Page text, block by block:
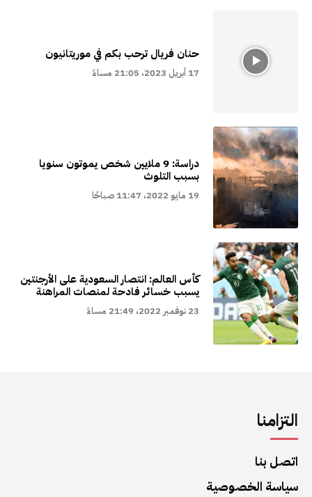
حنان فريال ترحب بكم في موريتانيون
17 أبريل 2023، 21:05 مساءً
دراسة: 9 ملايين شخص يموتون سنويا
بسبب التلوث
19 مايو 2022، 11:47 صباحًا
كأس العالم: انتصار السعودية على الأرجنتين
يسبب خسائر فادحة لمنصات المراهنة
23 نوفمبر 2022، 21:49 مساءً
التزامنا
اتصل بنا
سياسة الخصوصية